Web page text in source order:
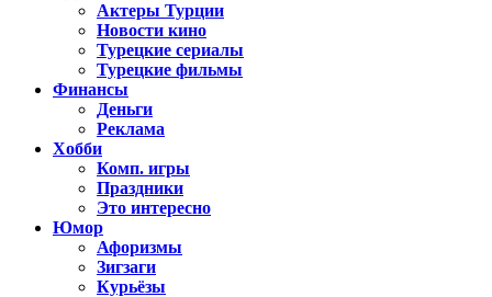
Актеры Турции
Новости кино
Турецкие сериалы
Турецкие фильмы
Финансы
Деньги
Реклама
Хобби
Комп. игры
Праздники
Это интересно
Юмор
Афоризмы
Зигзаги
Курьёзы